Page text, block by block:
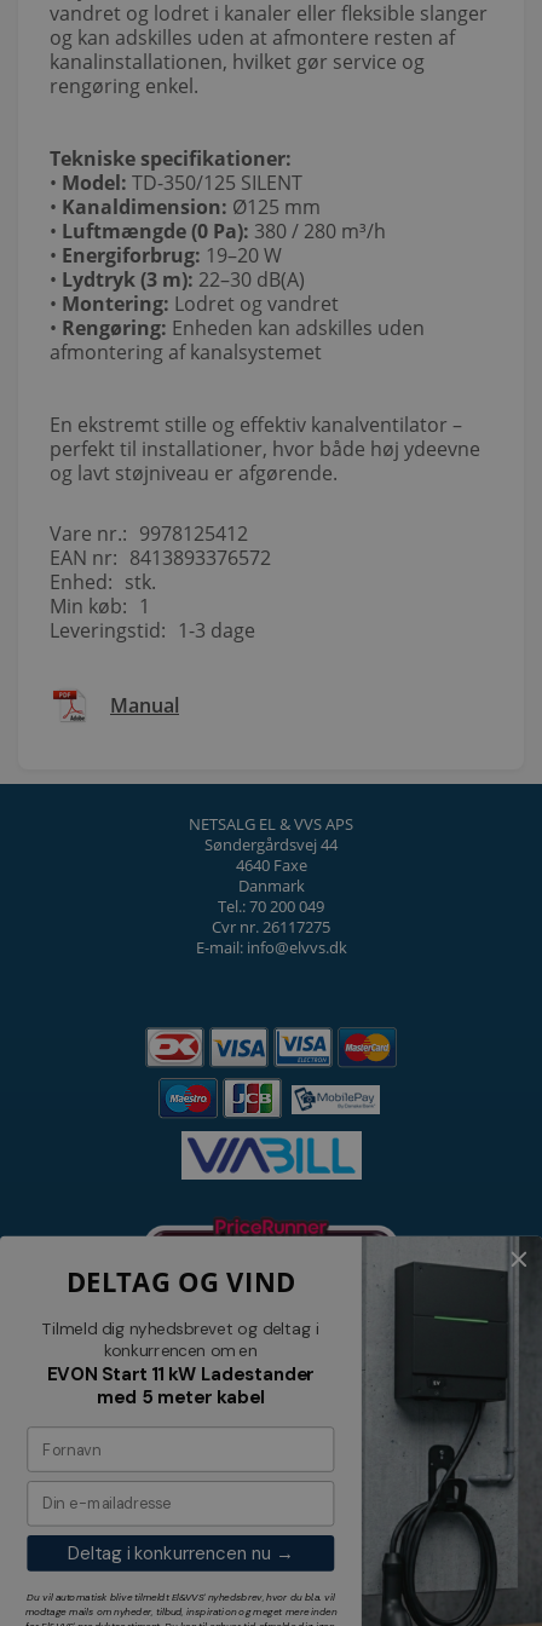
vandret og lodret i kanaler eller fleksible slanger
og kan adskilles uden at afmontere resten af
kanalinstallationen, hvilket gør service og
rengøring enkel.
Tekniske specifikationer:
• Model: TD-350/125 SILENT
• Kanaldimension: Ø125 mm
• Luftmængde (0 Pa): 380 / 280 m³/h
• Energiforbrug: 19–20 W
• Lydtryk (3 m): 22–30 dB(A)
• Montering: Lodret og vandret
• Rengøring: Enheden kan adskilles uden
afmontering af kanalsystemet
En ekstremt stille og effektiv kanalventilator –
perfekt til installationer, hvor både høj ydeevne
og lavt støjniveau er afgørende.
Vare nr.: 9978125412
EAN nr: 8413893376572
Enhed: stk.
Min køb: 1
Leveringstid: 1-3 dage
Manual
NETSALG EL & VVS APS
Søndergårdsvej 44
4640 Faxe
Danmark
Tel.: 70 200 049
Cvr nr. 26117275
E-mail: info@elvvs.dk
Nyhedsbrev
Tilmeld dig vores nyhedsbrev og
modtag relevante tilbud og nyheder
Tilmeld
DELTAG OG VIND
Tilmeld dig nyhedsbrevet og deltag i
konkurrencen om en
EVON Start 11 kW Ladestander
med 5 meter kabel
Deltag i konkurrencen nu →
Du vil automatisk blive tilmeldt El&VVS' nyhedsbrev, hvor du bl.a. vil
modtage mails om nyheder, tilbud, inspiration og meget mere inden